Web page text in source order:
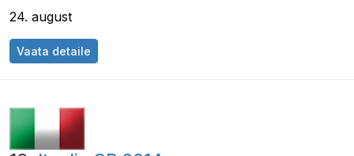
24. august
Vaata detaile